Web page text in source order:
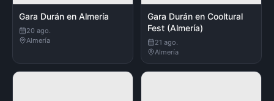
Gara Durán en Almería
20 ago.
Almería
Gara Durán en Cooltural
Fest (Almería)
21 ago.
Almería